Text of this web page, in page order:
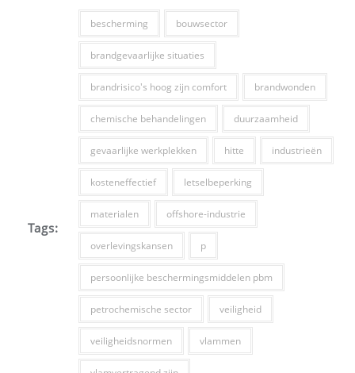
Tags:
bescherming bouwsector
brandgevaarlijke situaties
brandrisico's hoog zijn comfort brandwonden
chemische behandelingen duurzaamheid
gevaarlijke werkplekken hitte industrieën
kosteneffectief letselbeperking
materialen offshore-industrie
overlevingskansen p
persoonlijke beschermingsmiddelen pbm
petrochemische sector veiligheid
veiligheidsnormen vlammen